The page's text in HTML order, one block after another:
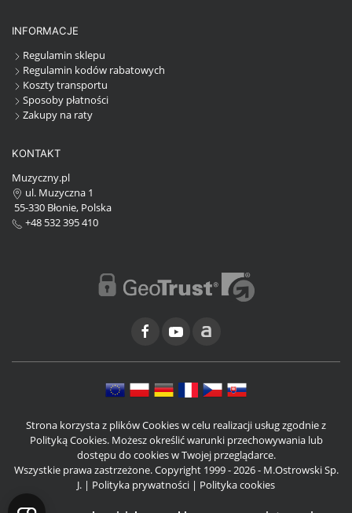
INFORMACJE
Regulamin sklepu
Regulamin kodów rabatowych
Koszty transportu
Sposoby płatności
Zakupy na raty
KONTAKT
Muzyczny.pl
ul. Muzyczna 1
55-330 Błonie, Polska
+48 532 395 410
Strona korzysta z plików Cookies w celu realizacji usług zgodnie z
Polityką Cookies. Możesz określić warunki przechowywania lub
dostępu do cookies w Twojej przeglądarce.
Wszystkie prawa zastrzeżone. Copyright 1999 - 2026 - M.Ostrowski Sp.
J. | Polityka prywatności | Polityka cookies